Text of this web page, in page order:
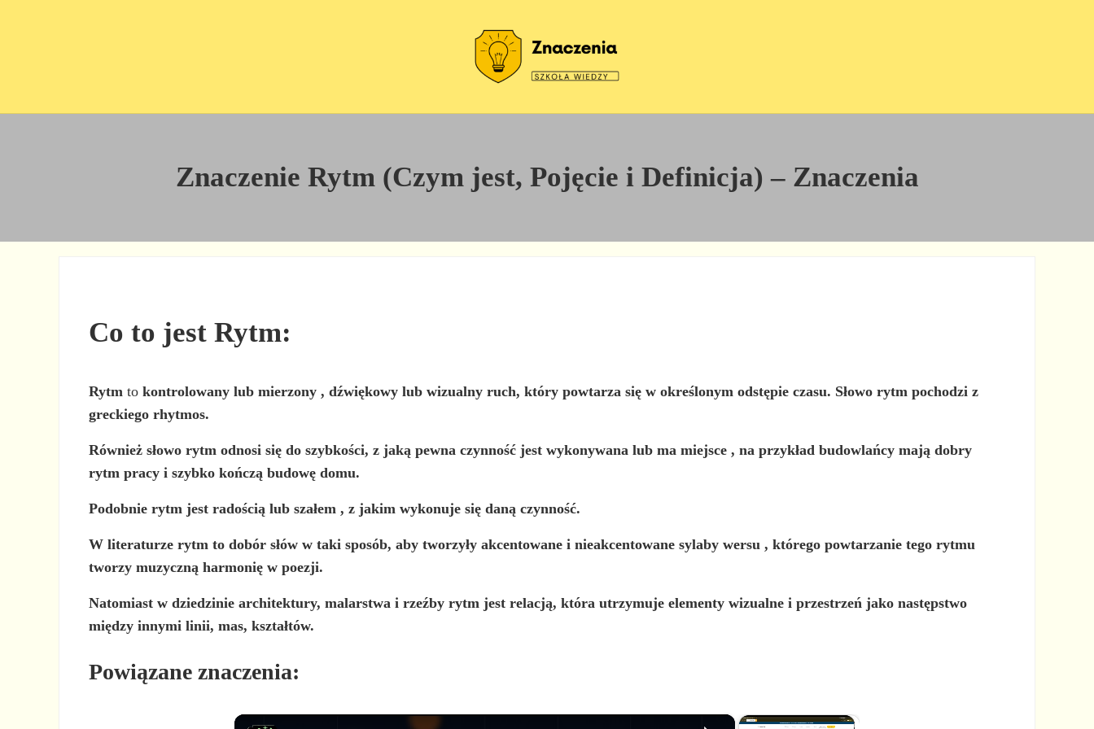
Znaczenie Rytm (Czym jest, Pojęcie i Definicja) – Znaczenia
Co to jest Rytm:
Rytm tokontrolowany lub mierzony, dźwiękowy lub wizualny ruch, który powtarza się w określonym odstępie czasu. Słowo rytm pochodzi z
greckiego rhytmos.
Również słowo rytm odnosi się doszybkości, z jaką pewna czynność jest wykonywana lub ma miejsce , na przykład budowlańcy mają dobry
rytm pracy i szybko kończą budowę domu.
Podobnie rytm jestradością lub szałem , z jakim wykonuje się daną czynność.
W literaturze rytm to dobór słów w taki sposób, abytworzyły akcentowane i nieakcentowane sylaby wersu , którego powtarzanie tego rytmu
tworzy muzyczną harmonię w poezji.
Natomiast w dziedzinie architektury, malarstwa i rzeźby rytm jestrelacją, która utrzymuje elementy wizualne i przestrzeń jako następstwo
między innymi linii, mas, kształtów.
Powiązane znaczenia:
×
×